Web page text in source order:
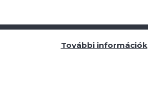
További információk